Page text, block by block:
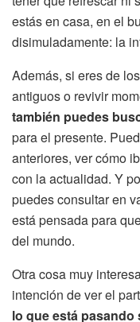
estás en casa, en el
disimuladamente: la
Además, si eres de
antiguos o revivir
también puedes
para el presente.
anteriores, ver cómo
con la actualidad. Y
puedes consultar en
está pensada para
del mundo.
Otra cosa muy
intención de ver el
lo que está